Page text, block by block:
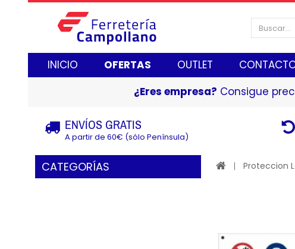
INICIO OFERTAS OUTLET
¿Eres empresa? Consigue
ENVÍOS GRATIS
A partir de 60€ (sólo Península)
CATEGORÍAS Proteccion